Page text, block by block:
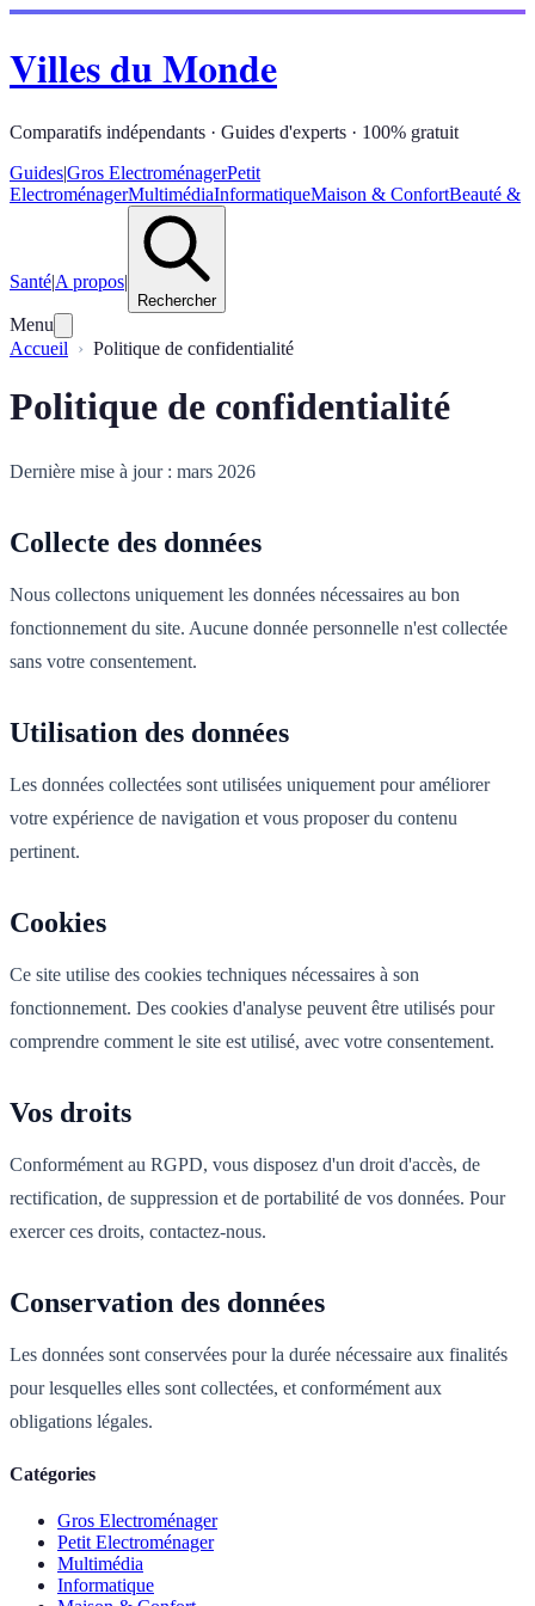
Villes du Monde
Comparatifs indépendants · Guides d'experts · 100% gratuit
Guides|Gros ElectroménagerPetit
ElectroménagerMultimédiaInformatiqueMaison & ConfortBeauté &
Santé|A propos|
Rechercher
Menu
Accueil
Politique de confidentialité
Politique de confidentialité
Dernière mise à jour : mars 2026
Collecte des données
Nous collectons uniquement les données nécessaires au bon
fonctionnement du site. Aucune donnée personnelle n'est collectée
sans votre consentement.
Utilisation des données
Les données collectées sont utilisées uniquement pour améliorer
votre expérience de navigation et vous proposer du contenu
pertinent.
Cookies
Ce site utilise des cookies techniques nécessaires à son
fonctionnement. Des cookies d'analyse peuvent être utilisés pour
comprendre comment le site est utilisé, avec votre consentement.
Vos droits
Conformément au RGPD, vous disposez d'un droit d'accès, de
rectification, de suppression et de portabilité de vos données. Pour
exercer ces droits, contactez-nous.
Conservation des données
Les données sont conservées pour la durée nécessaire aux finalités
pour lesquelles elles sont collectées, et conformément aux
obligations légales.
Catégories
Gros Electroménager
Petit Electroménager
Multimédia
Informatique